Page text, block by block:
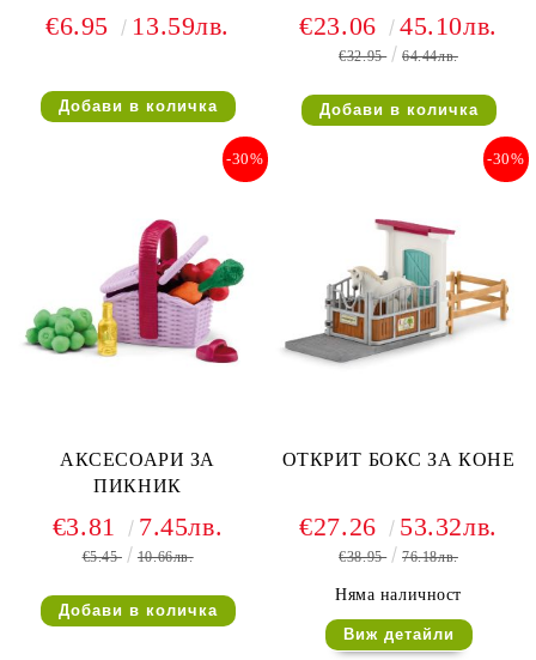
€6.95 13.59лв. €23.06 45.10лв.
€32.95 64.44лв.
АКСЕСОАРИ ЗА
ПИКНИК
-30%
€3.81 7.45лв.
€5.45 10.66лв.
ОТКРИТ БОКС ЗА КОНЕ
-30%
€27.26 53.32лв.
€38.95 76.18лв.
Няма наличност
Виж детайли